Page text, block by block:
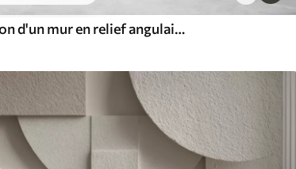
imitation d'un mur en relief angulaire en bois